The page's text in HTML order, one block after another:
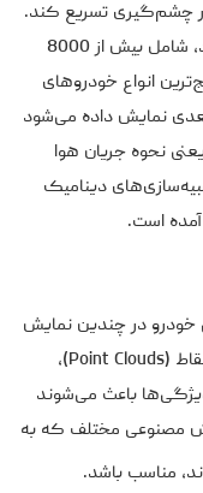
چشم‌گیری تسریع کند.
نام دارد، شامل بیش از 8000
انواع خودروهای
نمایش داده می‌شود
نحوه جریان هوا
دینامیک
است.
داده، هر یک از 8000 طراحی خودرو در چندین نمایش
مختلف قابل مشاهده است، از جمله مش، ابرنقاط (Point Clouds)،
ویژگی‌ها باعث می‌شوند
مصنوعی مختلف که به
مناسب باشد.